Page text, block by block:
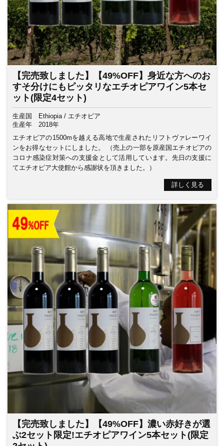
【完売致しました】【49%OFF】身近な方へのお
すそ分けにもピッタリなエチオピアワイン5本セ
ット(限定4セット)
生産国
Ethiopia / エチオピア
生産年
2018年
エチオピアの1500mを越える高地で生産されたリフトヴァレーワイ
ンをお得なセットにしました。 （売上の一部を原産国エチオピアの
コロナ感染症対策への支援金として活用しています。先日の支援に
てエチオピア大使館から感謝状を頂きました。）
詳しく見る
【完売致しました】【49%OFF】濃い赤好きが選
ぶ2セット限定!エチオピアワイン5本セット(限定